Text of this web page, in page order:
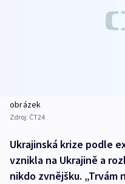
obrázek
Zdroj: ČT24
Ukrajinská krize podle
vznikla na Ukrajině a
nikdo zvnějšku. „Trvám